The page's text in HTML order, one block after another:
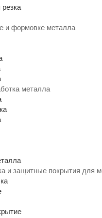
резка
и формовке металла
металла
и защитные покрытия для